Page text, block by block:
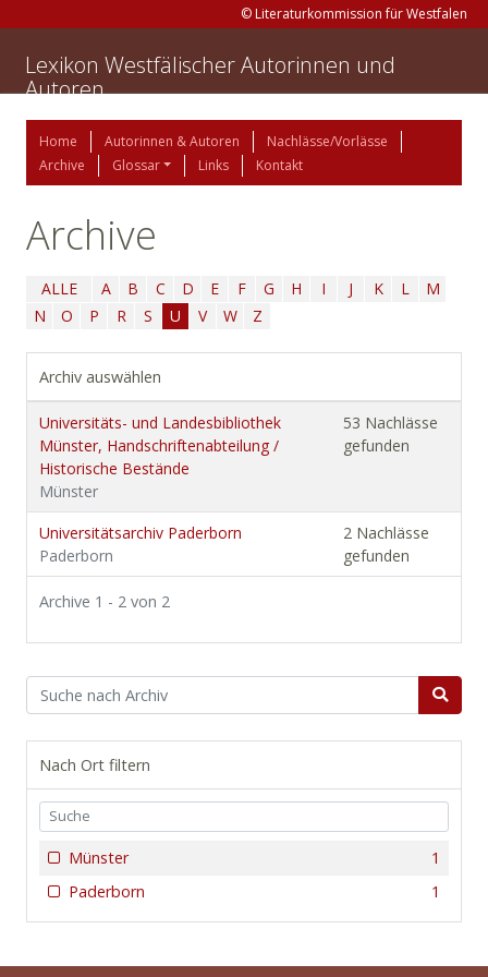
© Literaturkommission für Westfalen
Lexikon Westfälischer Autorinnen und
Autoren
Home Autorinnen & Autoren
Nachlässe/Vorlässe
Archive
Glossar Links Kontakt
Archive
ALLE A B C D E F G H I J K L
M
N
O P R S U V W Z
Archiv auswählen
Universitäts- und Landesbibliothek
Münster, Handschriftenabteilung /
Historische Bestände
Münster
53 Nachlässe
gefunden
Universitätsarchiv Paderborn
Paderborn
2 Nachlässe
gefunden
Archive 1 - 2 von 2
Nach Ort filtern
1
Münster
1
Paderborn